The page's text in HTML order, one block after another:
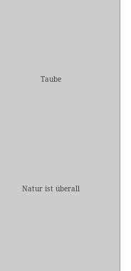
Taube
Natur ist überall